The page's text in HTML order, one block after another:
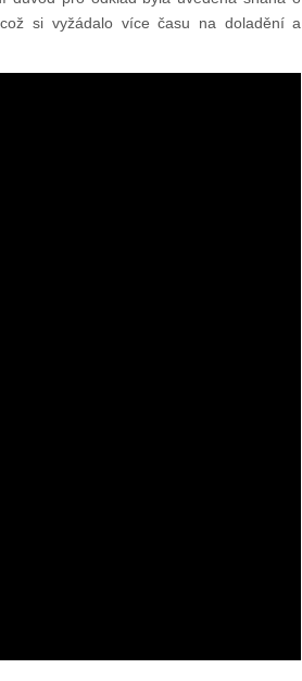
si vyžádalo více času na doladění a